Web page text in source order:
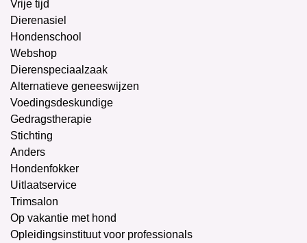
Vrije tijd
Dierenasiel
Hondenschool
Webshop
Dierenspeciaalzaak
Alternatieve geneeswijzen
Voedingsdeskundige
Gedragstherapie
Stichting
Anders
Hondenfokker
Uitlaatservice
Trimsalon
Op vakantie met hond
Opleidingsinstituut voor professionals